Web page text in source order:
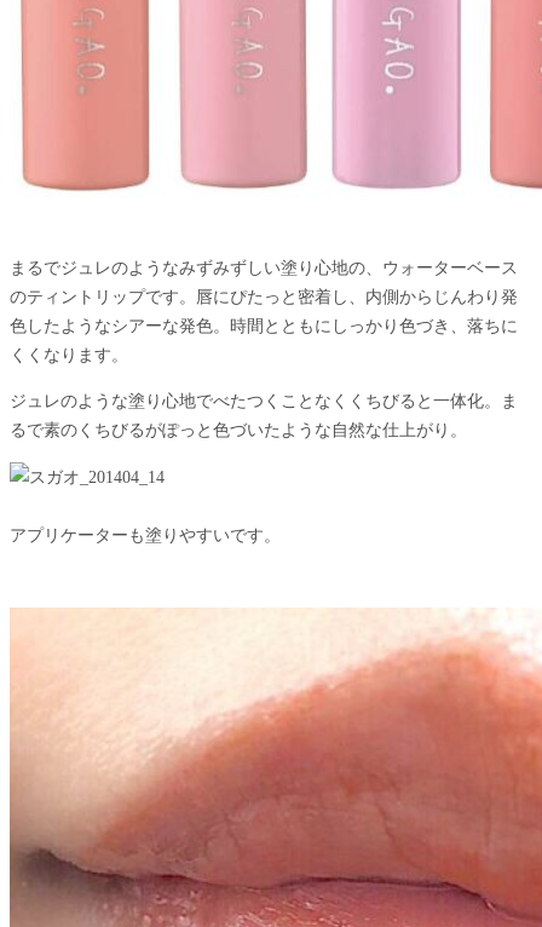
まるでジュレのようなみずみずしい塗り心地の、ウォーターベース
のティントリップです。唇にぴたっと密着し、内側からじんわり発
色したようなシアーな発色。時間とともにしっかり色づき、落ちに
くくなります。
ジュレのような塗り心地でべたつくことなくくちびると一体化。ま
るで素のくちびるがぽっと色づいたような自然な仕上がり。
アプリケーターも塗りやすいです。